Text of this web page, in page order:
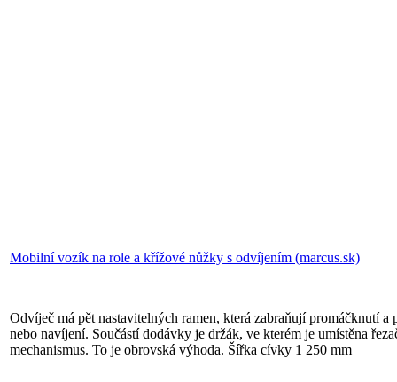
Mobilní vozík na role a křížové nůžky s odvíjením (marcus.sk)
Odvíječ má pět nastavitelných ramen, která zabraňují promáčknutí a
nebo navíjení. Součástí dodávky je držák, ve kterém je umístěna
mechanismus. To je obrovská výhoda. Šířka cívky 1 250 mm